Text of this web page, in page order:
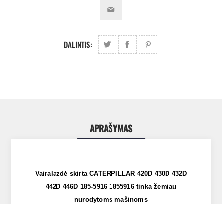
DALINTIS:
APRAŠYMAS
Vairalazdė skirtaCATERPILLAR 420D 430D 432D
442D 446D 185-5916 1855916 tinka žemiau
nurodytoms mašinoms